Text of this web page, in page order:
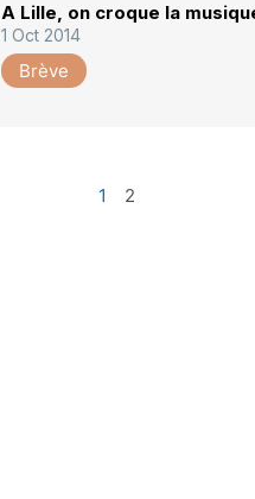
A Lille, on croque la
1 Oct 2014
Brève
1 2